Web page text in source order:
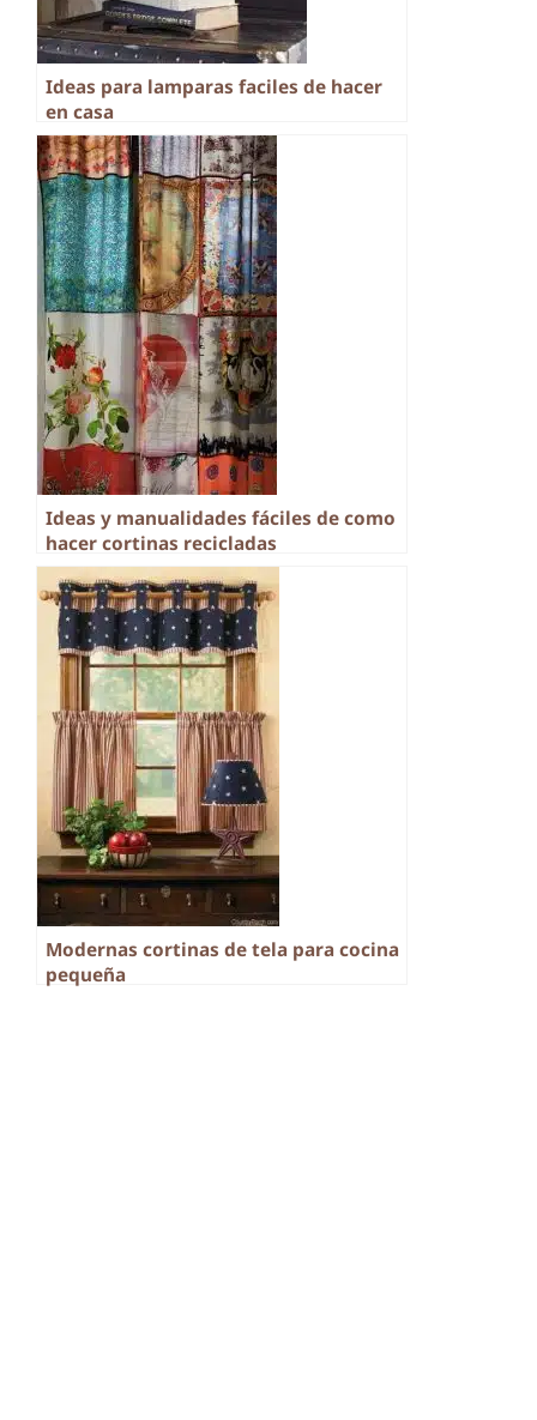
Ideas para lamparas faciles de hacer
en casa
Ideas y manualidades fáciles de como
hacer cortinas recicladas
Modernas cortinas de tela para cocina
pequeña